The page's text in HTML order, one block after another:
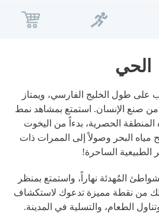
Русский
معلومات عنا
روڤ هوم
كيو باي روڤ
الحي
على طول الخليج الفارسي، ويمتاز
من صنع الإنسان. استمتع بمشاهد نمط
المنطقة الحصرية، بدءاً من اليخوت
البحر وصولاً إلى الممرات ذات
الطبيعية الساحرة!
المُهدئة نهاراً، واستمتع بمنظر
ذلك من نقطة مميزة تدعوك لاستكشاف
الطعام، والتسلية في المدينة.